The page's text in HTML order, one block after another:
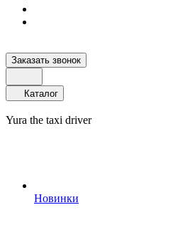
Заказать звонок
Каталог
Yura the taxi driver
Новинки